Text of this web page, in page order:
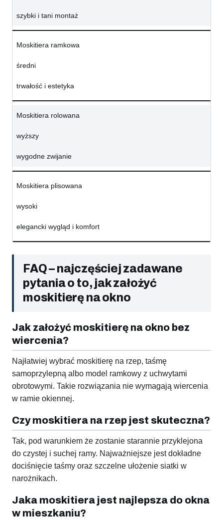
szybki i tani montaż
Moskitiera ramkowa
średni
trwałość i estetyka
Moskitiera rolowana
wyższy
wygodne zwijanie
Moskitiera plisowana
wysoki
elegancki wygląd i komfort
FAQ – najczęściej zadawane
pytania o to, jak założyć
moskitierę na okno
Jak założyć moskitierę na okno bez
wiercenia?
Najłatwiej wybrać moskitierę na rzep, taśmę
samoprzylepną albo model ramkowy z uchwytami
obrotowymi. Takie rozwiązania nie wymagają wiercenia
w ramie okiennej.
Czy moskitiera na rzep jest skuteczna?
Tak, pod warunkiem że zostanie starannie przyklejona
do czystej i suchej ramy. Najważniejsze jest dokładne
dociśnięcie taśmy oraz szczelne ułożenie siatki w
narożnikach.
Jaka moskitiera jest najlepsza do okna
w mieszkaniu?